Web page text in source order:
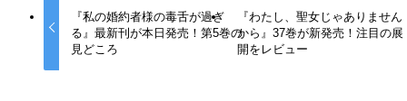
『私の婚約者様の毒舌が過ぎ
る』最新刊が本日発売！第5巻の
見どころ
『わたし、聖女じゃありません
から』37巻が新発売！注目の展
開をレビュー